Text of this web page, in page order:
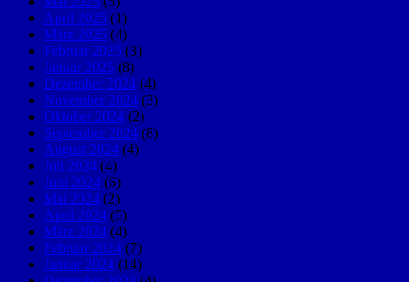
April 2025 (1)
März 2025 (4)
Februar 2025 (3)
Januar 2025 (8)
Dezember 2024 (4)
November 2024 (3)
Oktober 2024 (2)
September 2024 (8)
August 2024 (4)
Juli 2024 (4)
Juni 2024 (6)
Mai 2024 (2)
April 2024 (5)
März 2024 (4)
Februar 2024 (7)
Januar 2024 (14)